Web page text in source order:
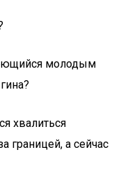
молодым
хвалиться
границей, а сейчас